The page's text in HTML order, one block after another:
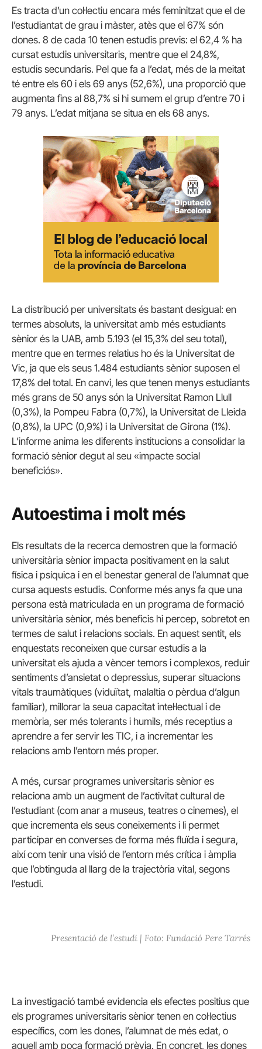
Es tracta d’un col·lectiu encara més feminitzat que el de
l’estudiantat de grau i màster, atès que el 67% són
dones. 8 de cada 10 tenen estudis previs: el 62,4 % ha
cursat estudis universitaris, mentre que el 24,8%,
estudis secundaris. Pel que fa a l’edat, més de la meitat
té entre els 60 i els 69 anys (52,6%), una proporció que
augmenta fins al 88,7% si hi sumem el grup d’entre 70 i
79 anys. L’edat mitjana se situa en els 68 anys.
La distribució per universitats és bastant desigual: en
termes absoluts, la universitat amb més estudiants
sènior és la UAB, amb 5.193 (el 15,3% del seu total),
mentre que en termes relatius ho és la Universitat de
Vic, ja que els seus 1.484 estudiants sènior suposen el
17,8% del total. En canvi, les que tenen menys estudiants
més grans de 50 anys són la Universitat Ramon Llull
(0,3%), la Pompeu Fabra (0,7%), la Universitat de Lleida
(0,8%), la UPC (0,9%) i la Universitat de Girona (1%).
L’informe anima les diferents institucions a consolidar la
formació sènior degut al seu «impacte social
beneficiós».
Autoestima i molt més
Els resultats de la recerca demostren que la formació
universitària sènior impacta positivament en la salut
física i psíquica i en el benestar general de l’alumnat que
cursa aquests estudis. Conforme més anys fa que una
persona està matriculada en un programa de formació
universitària sènior, més beneficis hi percep, sobretot en
termes de salut i relacions socials. En aquest sentit, els
enquestats reconeixen que cursar estudis a la
universitat els ajuda a vèncer temors i complexos, reduir
sentiments d’ansietat o depressius, superar situacions
vitals traumàtiques (viduïtat, malaltia o pèrdua d’algun
familiar), millorar la seua capacitat intel·lectual i de
memòria, ser més tolerants i humils, més receptius a
aprendre a fer servir les TIC, i a incrementar les
relacions amb l’entorn més proper.
A més, cursar programes universitaris sènior es
relaciona amb un augment de l’activitat cultural de
l’estudiant (com anar a museus, teatres o cinemes), el
que incrementa els seus coneixements i li permet
participar en converses de forma més fluïda i segura,
així com tenir una visió de l’entorn més crítica i àmplia
que l’obtinguda al llarg de la trajectòria vital, segons
l’estudi.
Presentació de l’estudi | Foto: Fundació Pere Tarrés
La investigació també evidencia els efectes positius que
els programes universitaris sènior tenen en col·lectius
específics, com les dones, l’alumnat de més edat, o
aquell amb poca formació prèvia. En concret, les dones